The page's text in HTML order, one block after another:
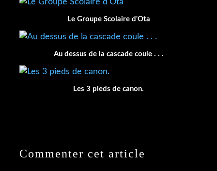
Le Groupe Scolaire d'Ota
Au dessus de la cascade coule . . .
Les 3 pieds de canon.
Commenter cet article